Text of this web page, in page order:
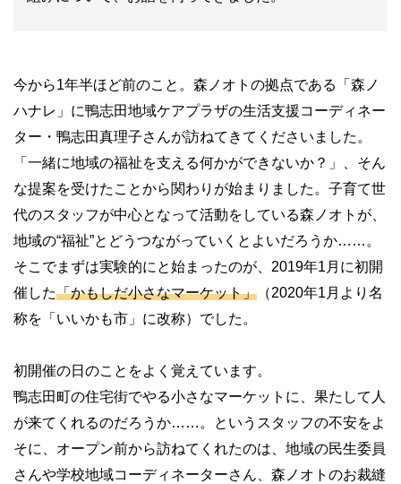
今から1年半ほど前のこと。森ノオトの拠点である「森ノ
ハナレ」に鴨志田地域ケアプラザの生活支援コーディネー
ター・鴨志田真理子さんが訪ねてきてくださいました。
「一緒に地域の福祉を支える何かができないか？」、そん
な提案を受けたことから関わりが始まりました。子育て世
代のスタッフが中心となって活動をしている森ノオトが、
地域の“福祉”とどうつながっていくとよいだろうか……。
そこでまずは実験的にと始まったのが、2019年1月に初開
催した「かもしだ小さなマーケット」 （2020年1月より名
称を「いいかも市」に改称）でした。
初開催の日のことをよく覚えています。
鴨志田町の住宅街でやる小さなマーケットに、果たして人
が来てくれるのだろうか……。というスタッフの不安をよ
そに、オープン前から訪ねてくれたのは、地域の民生委員
さんや学校地域コーディネーターさん、森ノオトのお裁縫